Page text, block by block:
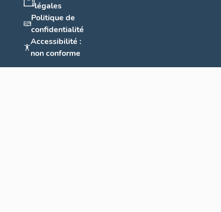
des
légales
Politique de
confidentialité
Accessibilité :
non conforme